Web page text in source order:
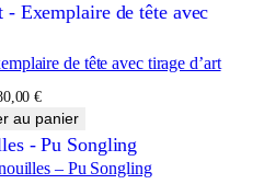
de tête avec tirage d’art
€
au panier
– Pu Songling